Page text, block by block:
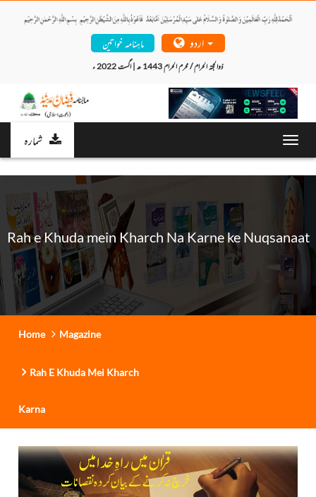
ماہنامہ خواتین
ذوالحجتہ الحرام / محرم الحرام 1443 ھ | اگست 2022 ء
شمارہ
Rah e Khuda mein Kharch Na Karne ke Nuqsanaat
Home Magazine
Rah E Khuda Mei Kharch
Karna